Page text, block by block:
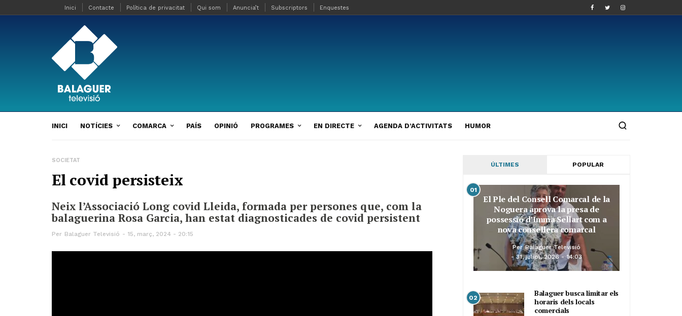
Inici Contacte Política de privacitat Qui som Anuncia’t Subscriptors Enquestes
INICI NOTÍCIES COMARCA PAÍS OPINIÓ PROGRAMES EN DIRECTE AGENDA D’ACTIVITATS HUMOR
SOCIETAT
El covid persisteix
Neix l’Associació Long covid Lleida, formada per persones que, com la
balaguerina Rosa Garcia, han estat diagnosticades de covid persistent
Per Balaguer Televisió 15, març, 2024 - 20:15
ÚLTIMES POPULAR
01
El Ple del Consell Comarcal de la
Noguera aprova la presa de
possessió d’Imma Sellart com a
nova consellera comarcal
Per Balaguer Televisió
31, juliol, 2026 - 14:03
02
Balaguer busca limitar els
horaris dels locals
comercials